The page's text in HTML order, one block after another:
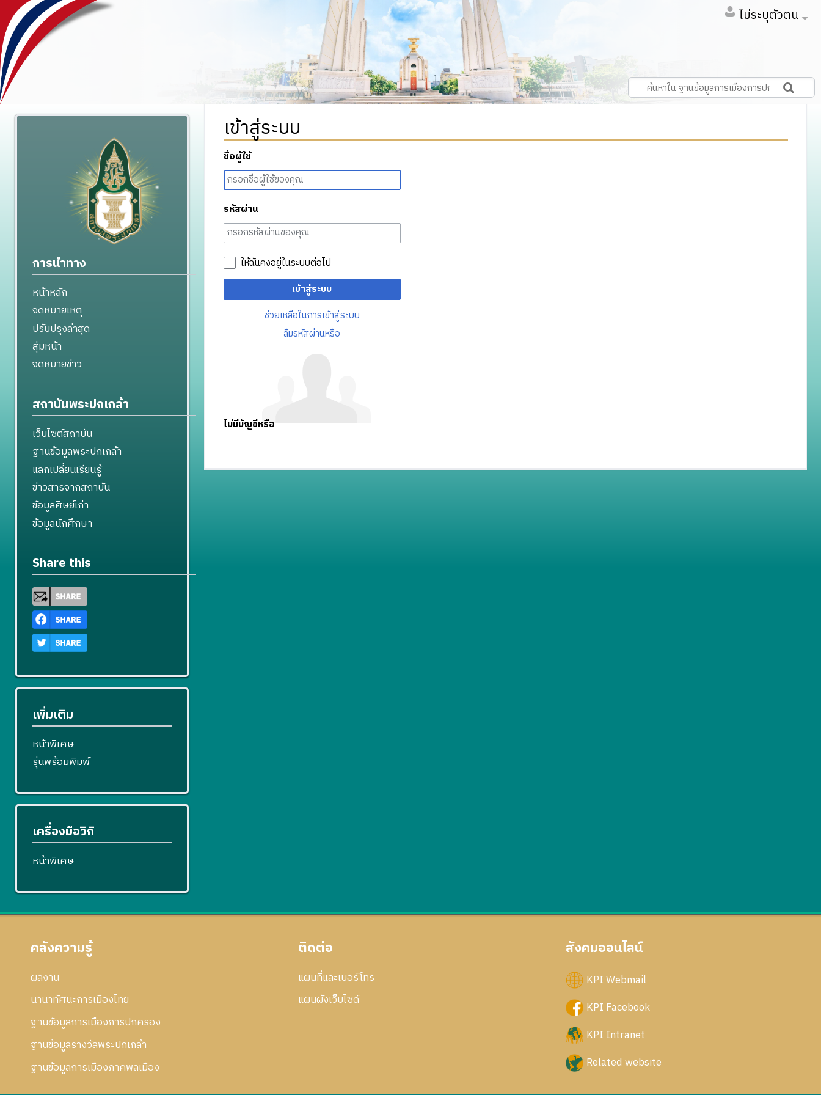
ไม่ระบุตัวตน
เข้าสู่ระบบ
ชื่อผู้ใช้
รหัสผ่าน
ให้ฉันคงอยู่ในระบบต่อไป
เข้าสู่ระบบ
ช่วยเหลือในการเข้าสู่ระบบ
ลืมรหัสผ่านหรือ
ไม่มีบัญชีหรือ
การนำทาง
หน้าหลัก
จดหมายเหตุ
ปรับปรุงล่าสุด
สุ่มหน้า
จดหมายข่าว
สถาบันพระปกเกล้า
เว็บไซต์สถาบัน
ฐานข้อมูลพระปกเกล้า
แลกเปลี่ยนเรียนรู้
ข่าวสารจากสถาบัน
ข้อมูลศิษย์เก่า
ข้อมูลนักศึกษา
Share this
เพิ่มเติม
หน้าพิเศษ
รุ่นพร้อมพิมพ์
เครื่องมือวิกิ
หน้าพิเศษ
คลังความรู้
ผลงาน
นานาทัศนะการเมืองไทย
ฐานข้อมูลการเมืองการปกครอง
ฐานข้อมูลรางวัลพระปกเกล้า
ฐานข้อมูลการเมืองภาคพลเมือง
ติดต่อ
แผนที่และเบอร์โทร
แผนผังเว็บไซด์
สังคมออนไลน์
KPI Webmail
KPI Facebook
KPI Intranet
Related website